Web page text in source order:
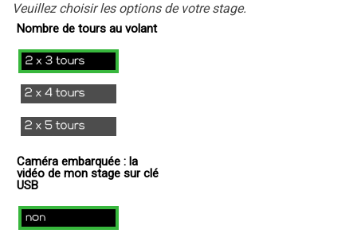
Veuillez choisir les options de votre stage.
Nombre de tours au volant
2x3
2x4
2x5
Caméra embarquée : la
vidéo de mon stage sur clé
USB
non